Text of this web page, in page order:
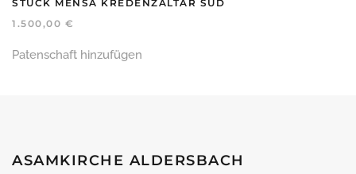
STUCK MENSA KREDENZALTAR SÜD
1.500,00 €
Patenschaft hinzufügen
ASAMKIRCHE ALDERSBACH